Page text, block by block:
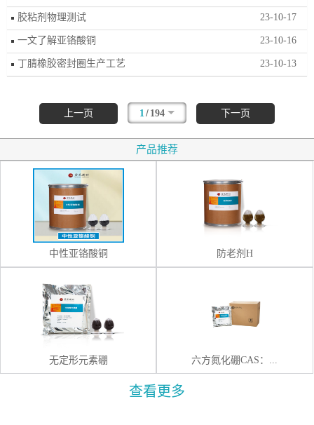
胶粘剂物理测试 23-10-17
一文了解亚铬酸铜 23-10-16
丁腈橡胶密封圈生产工艺 23-10-13
上一页 1 / 194 下一页
产品推荐
中性亚铬酸铜 防老剂H
无定形元素硼 六方氮化硼CAS：...
查看更多